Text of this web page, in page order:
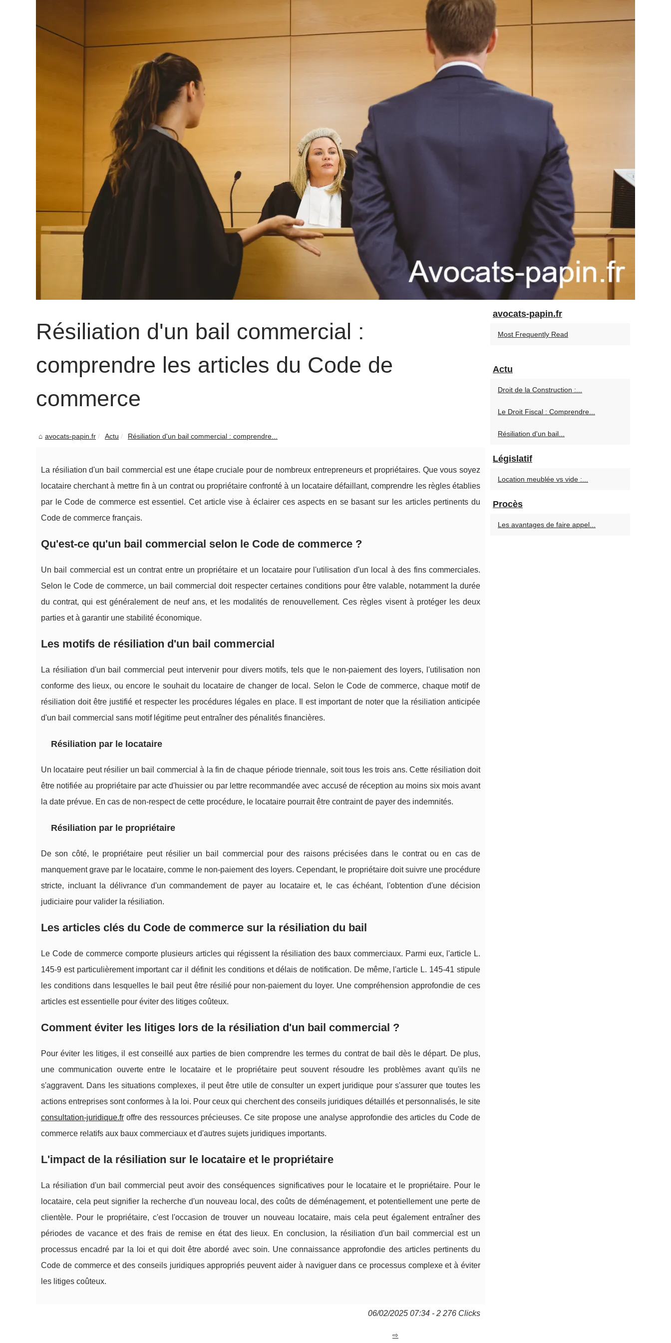
Résiliation d'un bail commercial :
comprendre les articles du Code de
commerce
avocats-papin.fr Actu Résiliation d'un bail commercial : comprendre...
La résiliation d'un bail commercial est une étape cruciale pour de nombreux entrepreneurs et propriétaires. Que vous soyez
locataire cherchant à mettre fin à un contrat ou propriétaire confronté à un locataire défaillant, comprendre les règles établies
par le Code de commerce est essentiel. Cet article vise à éclairer ces aspects en se basant sur les articles pertinents du
Code de commerce français.
Qu'est-ce qu'un bail commercial selon le Code de commerce ?
Un bail commercial est un contrat entre un propriétaire et un locataire pour l'utilisation d'un local à des fins commerciales.
Selon le Code de commerce, un bail commercial doit respecter certaines conditions pour être valable, notamment la durée
du contrat, qui est généralement de neuf ans, et les modalités de renouvellement. Ces règles visent à protéger les deux
parties et à garantir une stabilité économique.
Les motifs de résiliation d'un bail commercial
La résiliation d'un bail commercial peut intervenir pour divers motifs, tels que le non-paiement des loyers, l'utilisation non
conforme des lieux, ou encore le souhait du locataire de changer de local. Selon le Code de commerce, chaque motif de
résiliation doit être justifié et respecter les procédures légales en place. Il est important de noter que la résiliation anticipée
d'un bail commercial sans motif légitime peut entraîner des pénalités financières.
Résiliation par le locataire
Un locataire peut résilier un bail commercial à la fin de chaque période triennale, soit tous les trois ans. Cette résiliation doit
être notifiée au propriétaire par acte d'huissier ou par lettre recommandée avec accusé de réception au moins six mois avant
la date prévue. En cas de non-respect de cette procédure, le locataire pourrait être contraint de payer des indemnités.
Résiliation par le propriétaire
De son côté, le propriétaire peut résilier un bail commercial pour des raisons précisées dans le contrat ou en cas de
manquement grave par le locataire, comme le non-paiement des loyers. Cependant, le propriétaire doit suivre une procédure
stricte, incluant la délivrance d'un commandement de payer au locataire et, le cas échéant, l'obtention d'une décision
judiciaire pour valider la résiliation.
Les articles clés du Code de commerce sur la résiliation du bail
Le Code de commerce comporte plusieurs articles qui régissent la résiliation des baux commerciaux. Parmi eux, l'article L.
145-9 est particulièrement important car il définit les conditions et délais de notification. De même, l'article L. 145-41 stipule
les conditions dans lesquelles le bail peut être résilié pour non-paiement du loyer. Une compréhension approfondie de ces
articles est essentielle pour éviter des litiges coûteux.
Comment éviter les litiges lors de la résiliation d'un bail commercial ?
Pour éviter les litiges, il est conseillé aux parties de bien comprendre les termes du contrat de bail dès le départ. De plus,
une communication ouverte entre le locataire et le propriétaire peut souvent résoudre les problèmes avant qu'ils ne
s'aggravent. Dans les situations complexes, il peut être utile de consulter un expert juridique pour s'assurer que toutes les
actions entreprises sont conformes à la loi. Pour ceux qui cherchent des conseils juridiques détaillés et personnalisés, le site
consultation-juridique.fr offre des ressources précieuses. Ce site propose une analyse approfondie des articles du Code de
commerce relatifs aux baux commerciaux et d'autres sujets juridiques importants.
L'impact de la résiliation sur le locataire et le propriétaire
La résiliation d'un bail commercial peut avoir des conséquences significatives pour le locataire et le propriétaire. Pour le
locataire, cela peut signifier la recherche d'un nouveau local, des coûts de déménagement, et potentiellement une perte de
clientèle. Pour le propriétaire, c'est l'occasion de trouver un nouveau locataire, mais cela peut également entraîner des
périodes de vacance et des frais de remise en état des lieux. En conclusion, la résiliation d'un bail commercial est un
processus encadré par la loi et qui doit être abordé avec soin. Une connaissance approfondie des articles pertinents du
Code de commerce et des conseils juridiques appropriés peuvent aider à naviguer dans ce processus complexe et à éviter
les litiges coûteux.
06/02/2025 07:34 - 2 276 Clicks
avocats-papin.fr
Most Frequently Read
Actu
Droit de la Construction :...
Le Droit Fiscal : Comprendre...
Résiliation d'un bail...
Législatif
Location meublée vs vide :...
Procès
Les avantages de faire appel...